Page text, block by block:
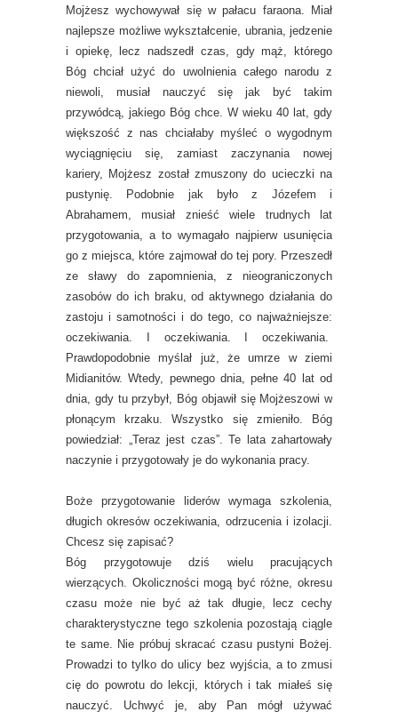
Mojżesz wychowywał się w pałacu faraona. Miał
najlepsze możliwe wykształcenie, ubrania, jedzenie
i opiekę, lecz nadszedł czas, gdy mąż, którego
Bóg chciał użyć do uwolnienia całego narodu z
niewoli, musiał nauczyć się jak być takim
przywódcą, jakiego Bóg chce. W wieku 40 lat, gdy
większość z nas chciałaby myśleć o wygodnym
wyciągnięciu się, zamiast zaczynania nowej
kariery, Mojżesz został zmuszony do ucieczki na
pustynię. Podobnie jak było z Józefem i
Abrahamem, musiał znieść wiele trudnych lat
przygotowania, a to wymagało najpierw usunięcia
go z miejsca, które zajmował do tej pory. Przeszedł
ze sławy do zapomnienia, z nieograniczonych
zasobów do ich braku, od aktywnego działania do
zastoju i samotności i do tego, co najważniejsze:
oczekiwania. I oczekiwania. I oczekiwania.
Prawdopodobnie myślał już, że umrze w ziemi
Midianitów. Wtedy, pewnego dnia, pełne 40 lat od
dnia, gdy tu przybył, Bóg objawił się Mojżeszowi w
płonącym krzaku. Wszystko się zmieniło. Bóg
powiedział: „Teraz jest czas”. Te lata zahartowały
naczynie i przygotowały je do wykonania pracy.
Boże przygotowanie liderów wymaga szkolenia,
długich okresów oczekiwania, odrzucenia i izolacji.
Chcesz się zapisać?
Bóg przygotowuje dziś wielu pracujących
wierzących. Okoliczności mogą być różne, okresu
czasu może nie być aż tak długie, lecz cechy
charakterystyczne tego szkolenia pozostają ciągle
te same. Nie próbuj skracać czasu pustyni Bożej.
Prowadzi to tylko do ulicy bez wyjścia, a to zmusi
cię do powrotu do lekcji, których i tak miałeś się
nauczyć. Uchwyć je, aby Pan mógł używać